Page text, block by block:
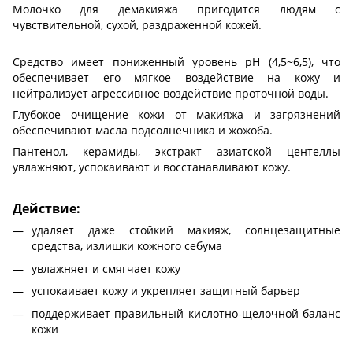
Молочко для демакияжа пригодится людям с
чувствительной, сухой, раздраженной кожей.
Средство имеет пониженный уровень pH (4,5~6,5), что
обеспечивает его мягкое воздействие на кожу и
нейтрализует агрессивное воздействие проточной воды.
Глубокое очищение кожи от макияжа и загрязнений
обеспечивают масла подсолнечника и жожоба.
Пантенол, керамиды, экстракт азиатской центеллы
увлажняют, успокаивают и восстанавливают кожу.
Действие:
удаляет даже стойкий макияж, солнцезащитные
средства, излишки кожного себума
увлажняет и смягчает кожу
успокаивает кожу и укрепляет защитный барьер
поддерживает правильный кислотно-щелочной баланс
кожи